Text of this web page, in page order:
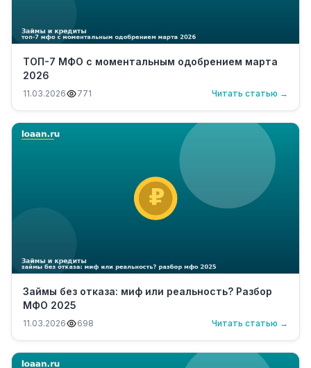
ТОП-7 МФО с моментальным одобрением марта
2026
11.03.2026 771 Читать статью →
Займы без отказа: миф или реальность? Разбор
МФО 2025
11.03.2026 698 Читать статью →